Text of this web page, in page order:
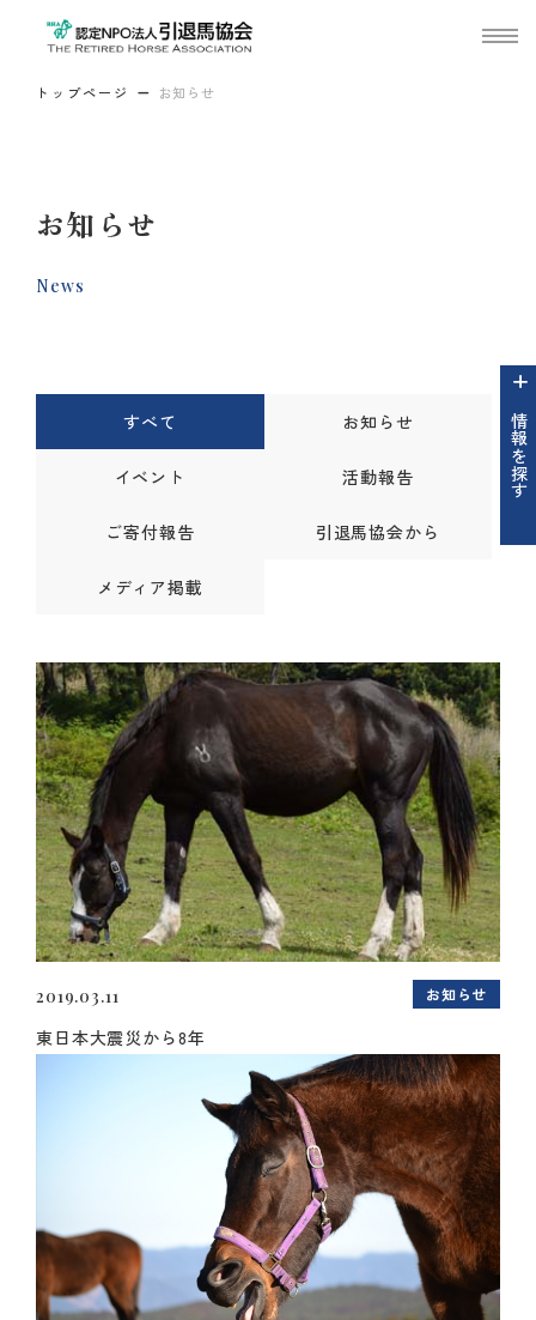
トップページ お知らせ
お知らせ
News
情報を探す
すべて お知らせ
イベント 活動報告
ご寄付報告 引退馬協会から
メディア掲載
2019.03.11 お知らせ
東日本大震災から8年